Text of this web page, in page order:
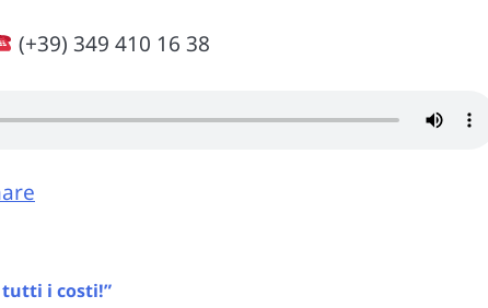
(+39) 349 410 16 38
tutti i costi!”